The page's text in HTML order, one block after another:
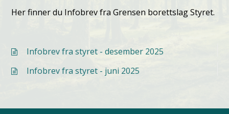
Her finner du Infobrev fra Grensen borettslag Styret.
 Infobrev fra styret - desember 2025
 Infobrev fra styret - juni 2025